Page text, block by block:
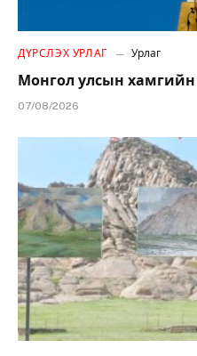
ДҮРСЛЭХ УРЛАГ Урлаг
Монгол улсын
07/08/2026